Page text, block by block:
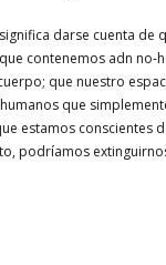
darse cuenta de
contenemos adn no-
que nuestro
que
estamos conscientes
podríamos